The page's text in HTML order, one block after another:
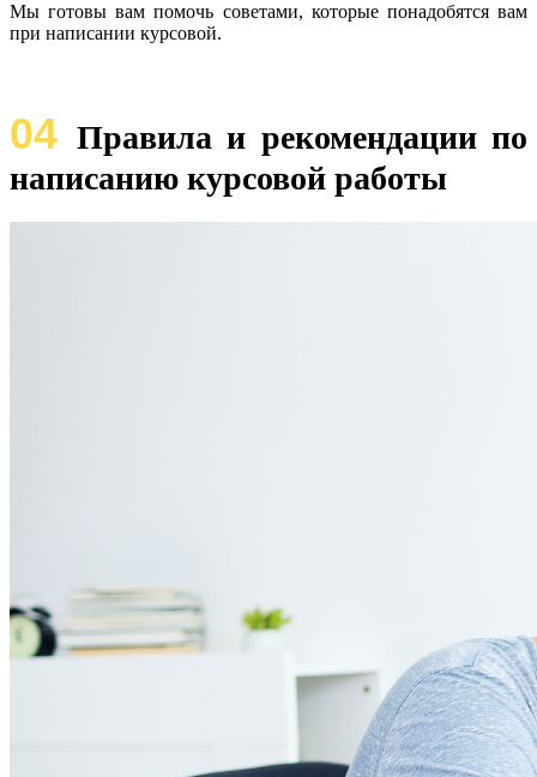
Мы готовы вам помочь советами, которые понадобятся вам
при написании курсовой.
04 Правила и рекомендации по
написанию курсовой работы